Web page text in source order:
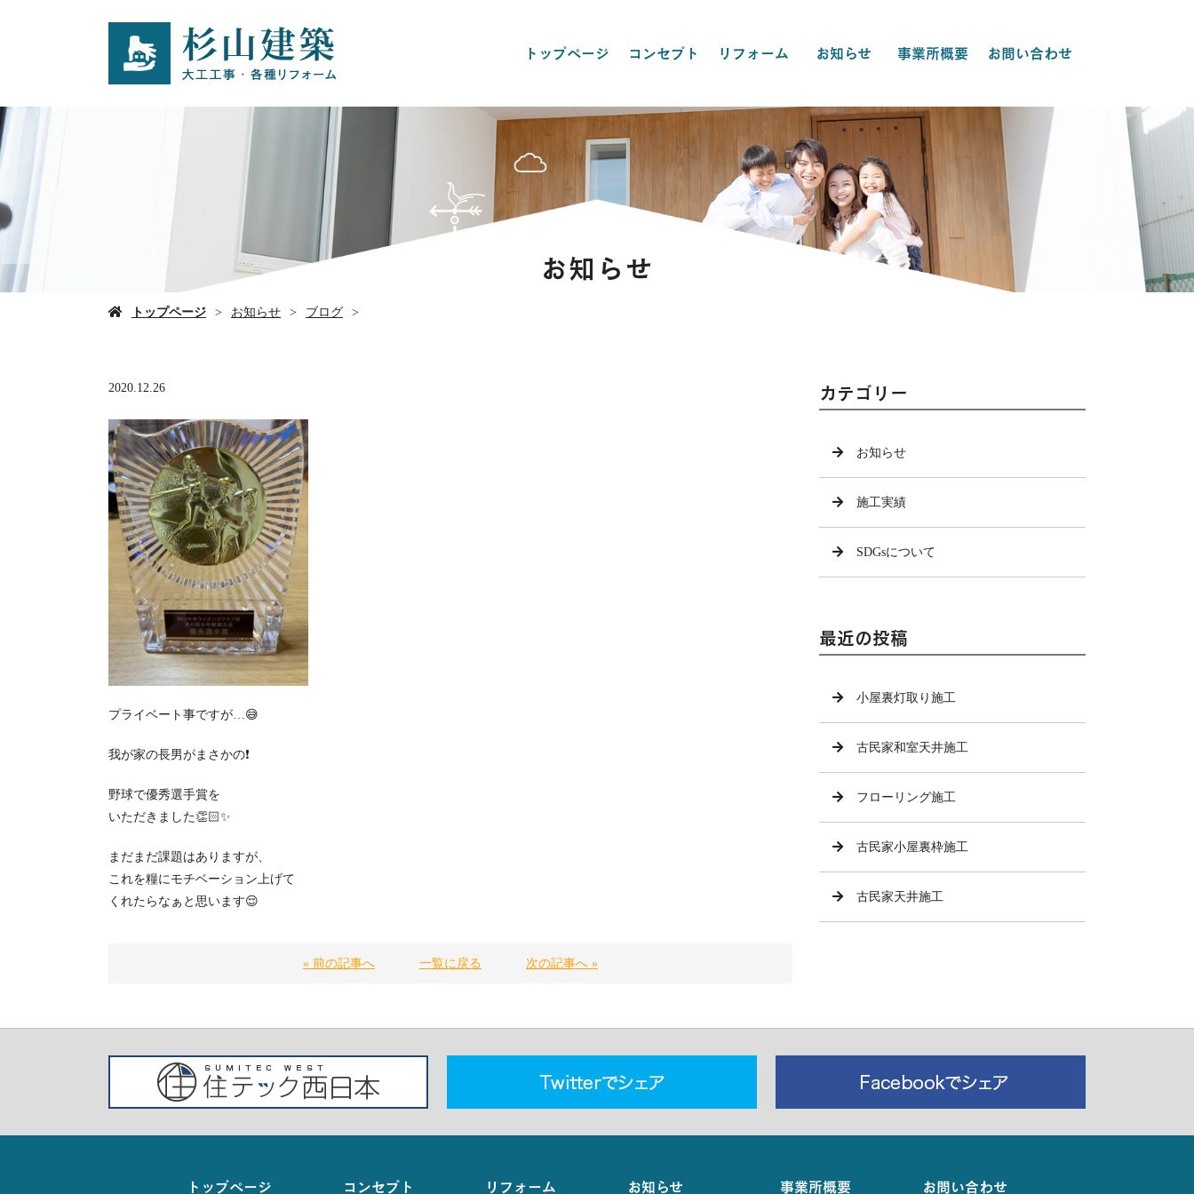
トップページ コンセプト リフォーム お知らせ 事業所概要 お問い合わせ
お知らせ
トップページ お知らせ ブログ
2020.12.26
プライベート事ですが…😅
我が家の長男がまさかの❗️
野球で優秀選手賞を
いただきました👏🏻✨
まだまだ課題はありますが、
これを糧にモチベーション上げて
くれたらなぁと思います😌
« 前の記事へ 一覧に戻る 次の記事へ »
カテゴリー
お知らせ
施工実績
SDGsについて
最近の投稿
小屋裏灯取り施工
古民家和室天井施工
フローリング施工
古民家小屋裏枠施工
古民家天井施工
トップページ コンセプト リフォーム お知らせ 事業所概要 お問い合わせ